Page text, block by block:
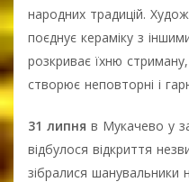
народних традицій.
поєднує кераміку з
розкриває їхню
створює неповторні і
31 липня в Мукачево у
відбулося відкриття
зібралися шанувальники